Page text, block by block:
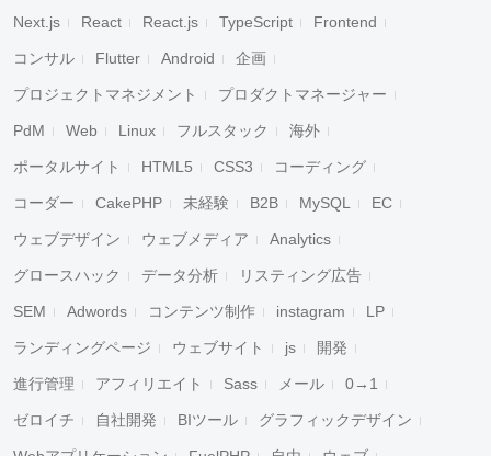
Next.js React React.js TypeScript Frontend
コンサル Flutter Android 企画
プロジェクトマネジメント プロダクトマネージャー
PdM Web Linux フルスタック 海外
ポータルサイト HTML5 CSS3 コーディング
コーダー CakePHP 未経験 B2B MySQL EC
ウェブデザイン ウェブメディア Analytics
グロースハック データ分析 リスティング広告
SEM Adwords コンテンツ制作 instagram LP
ランディングページ ウェブサイト js 開発
進行管理 アフィリエイト Sass メール 0→1
ゼロイチ 自社開発 BIツール グラフィックデザイン